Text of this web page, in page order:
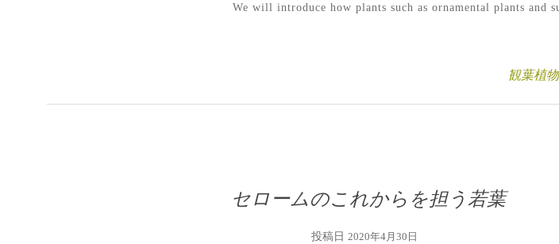
We will introduce how plants such as ornamental plants and
観葉植物
セロームのこれからを担う若葉
投稿日 2020年4月30日